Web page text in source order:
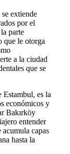
extiende
por el
parte
que le otorga
a la ciudad
que se
Estambul, es la
económicos y
Bakırköy
entender
capas
hasta la